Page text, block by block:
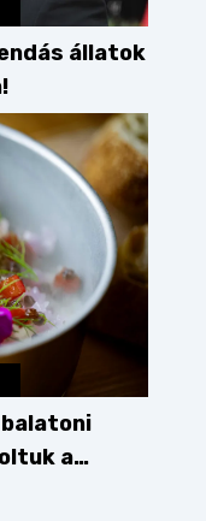
állatok
a